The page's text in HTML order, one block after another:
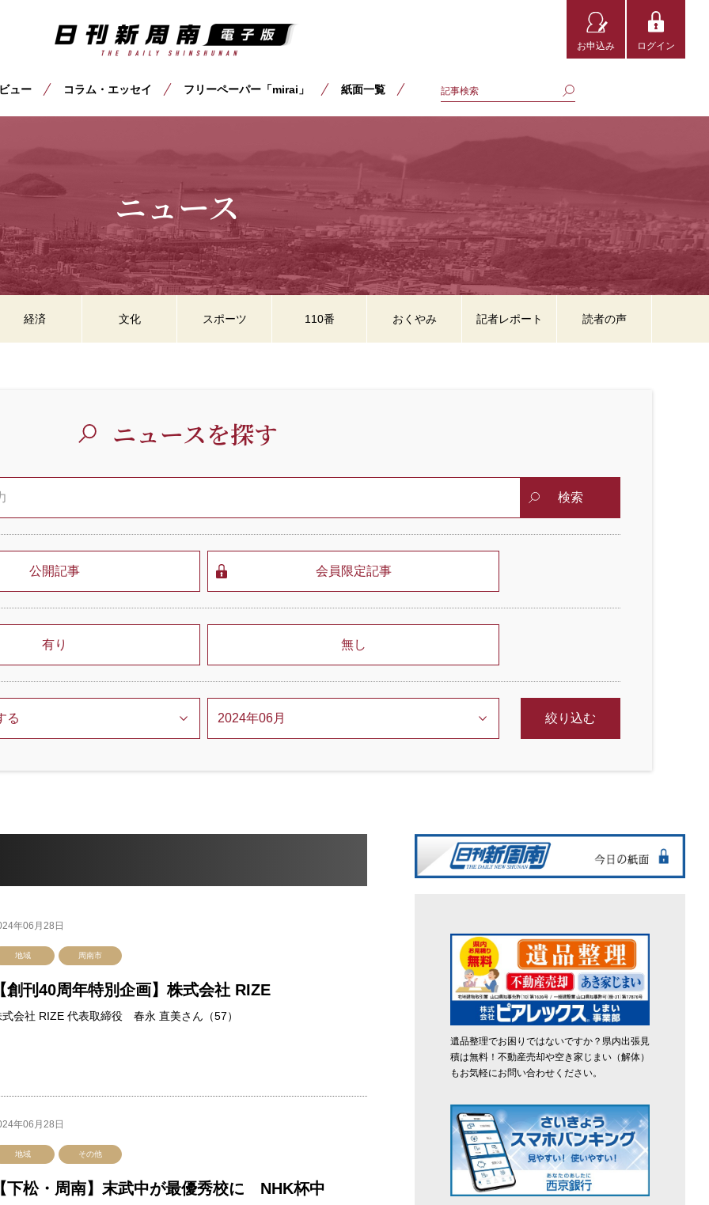
お申込み ログイン
ュー コラム・エッセイ フリーペーパー「mirai」 紙面一覧
ニュース
ニュースを探す
検索
公開記事 会員限定記事
有り 無し
絞り込む
経済 文化 スポーツ 110番 おくやみ 記者レポート 読者の声
年06月28日
地域 周南市
創刊40周年特別企画】株式会社 RIZE
式会社 RIZE 代表取締役 春永 直美さん（57）
年06月28日
地域 その他
下松・周南】末武中が最優秀校に NHK杯中
遺品整理でお困りではないですか？県内出張見
積は無料！不動産売却や空き家じまい（解体）
もお気軽にお問い合わせください。